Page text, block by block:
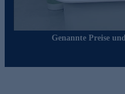
Genannte Preise